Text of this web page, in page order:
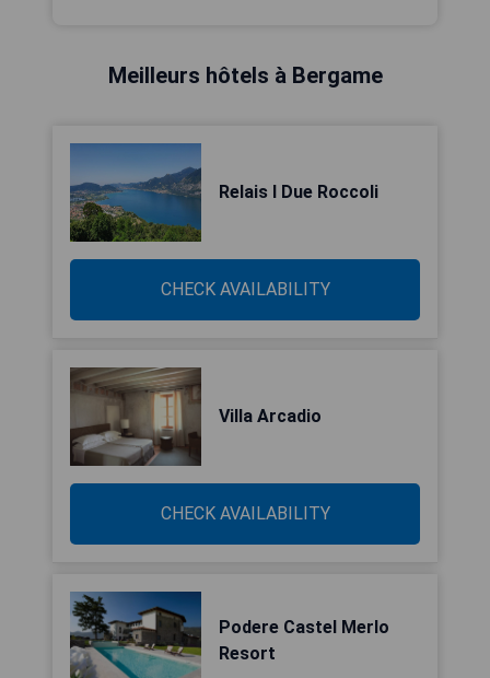
Meilleurs hôtels à Bergame
Relais I Due Roccoli
CHECK AVAILABILITY
Villa Arcadio
CHECK AVAILABILITY
Podere Castel Merlo
Resort